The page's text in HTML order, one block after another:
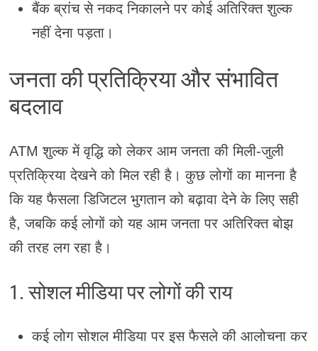
बैंक ब्रांच से नकद निकालने पर कोई अतिरिक्त शुल्क
नहीं देना पड़ता।
जनता की प्रतिक्रिया और संभावित
बदलाव
ATM शुल्क में वृद्धि को लेकर आम जनता की मिली-जुली
प्रतिक्रिया देखने को मिल रही है। कुछ लोगों का मानना है
कि यह फैसला डिजिटल भुगतान को बढ़ावा देने के लिए सही
है, जबकि कई लोगों को यह आम जनता पर अतिरिक्त बोझ
की तरह लग रहा है।
1. सोशल मीडिया पर लोगों की राय
कई लोग सोशल मीडिया पर इस फैसले की आलोचना कर